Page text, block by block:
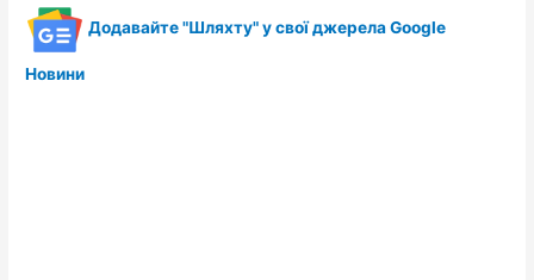
Додавайте "Шляхту" у свої джерела Google
Новини